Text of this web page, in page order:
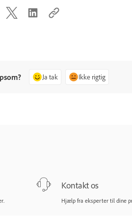
Ja tak Ikke rigtig
Kontakt os
Hjælp fra eksperter til dine